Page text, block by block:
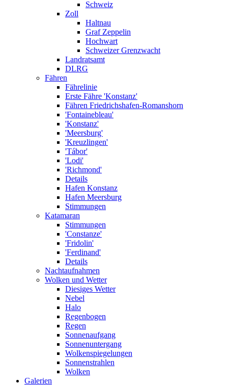
Schweiz
Zoll
Haltnau
Graf Zeppelin
Hochwart
Schweizer Grenzwacht
Landratsamt
DLRG
Fähren
Fährelinie
Erste Fähre 'Konstanz'
Fähren Friedrichshafen-Romanshorn
'Fontainebleau'
'Konstanz'
'Meersburg'
'Kreuzlingen'
'Tábor'
'Lodi'
'Richmond'
Details
Hafen Konstanz
Hafen Meersburg
Stimmungen
Katamaran
Stimmungen
'Constanze'
'Fridolin'
'Ferdinand'
Details
Nachtaufnahmen
Wolken und Wetter
Diesiges Wetter
Nebel
Halo
Regenbogen
Regen
Sonnenaufgang
Sonnenuntergang
Wolkenspiegelungen
Sonnenstrahlen
Wolken
Galerien